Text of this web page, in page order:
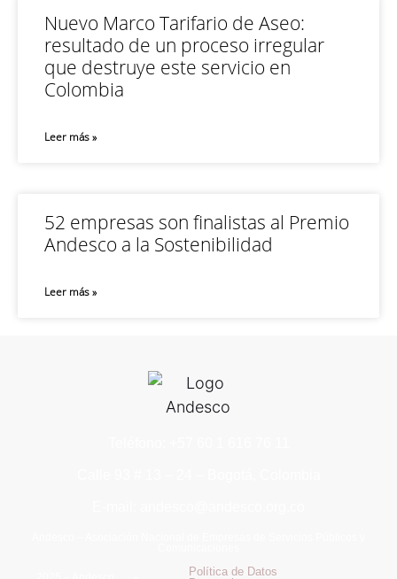
Nuevo Marco Tarifario de Aseo:
resultado de un proceso irregular
que destruye este servicio en
Colombia
Leer más »
52 empresas son finalistas al Premio
Andesco a la Sostenibilidad
Leer más »
Política de Datos